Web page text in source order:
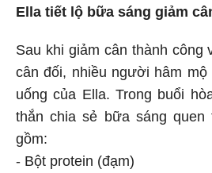
Ella tiết lộ bữa sáng giảm
Sau khi giảm cân thành công
cân đối, nhiều người hâm
uống của Ella. Trong buổi
thắn chia sẻ bữa sáng quen
gồm:
- Bột protein (đạm)